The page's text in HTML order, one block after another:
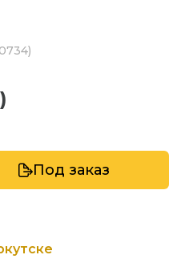
Под заказ